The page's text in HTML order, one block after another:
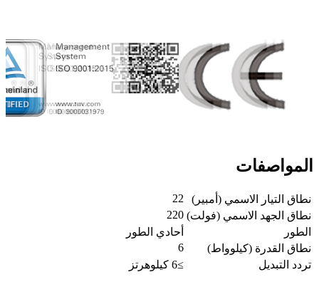
المواصفات
نطاق التيار الاسمي (أمبير)
22
نطاق الجهد الاسمي (فولت) 220
الطور
أحادي الطور
نطاق القدرة (كيلوواط)
6
تردد التبديل
≥6 كيلوهرتز